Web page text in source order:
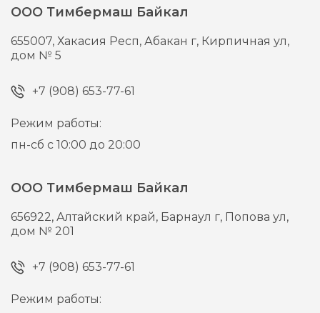
ООО Тимбермаш Байкал
655007,Хакасия Респ, Абакан г, Кирпичная ул,
дом № 5
+7 (908) 653-77-61
Режим работы:
пн-сб с 10:00 до 20:00
ООО Тимбермаш Байкал
656922,Алтайский край, Барнаул г, Попова ул,
дом № 201
+7 (908) 653-77-61
Режим работы: